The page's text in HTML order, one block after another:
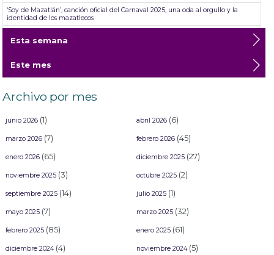
‘Soy de Mazatlán’, canción oficial del Carnaval 2025, una oda al orgullo y la
identidad de los mazatlecos
Riviera Mazatlán éxito rotundo en la FITUR 2020.
Esta semana
Este mes
Archivo por mes
junio 2026(1) abril 2026(6)
marzo 2026(7) febrero 2026(45)
enero 2026(65) diciembre 2025(27)
noviembre 2025(3) octubre 2025(2)
septiembre 2025(14) julio 2025(1)
mayo 2025(7) marzo 2025(32)
febrero 2025(85) enero 2025(61)
diciembre 2024(4) noviembre 2024(5)